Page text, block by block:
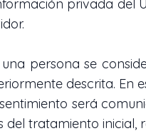
privada del
persona se
descrita. En
será
del tratamiento inicial,